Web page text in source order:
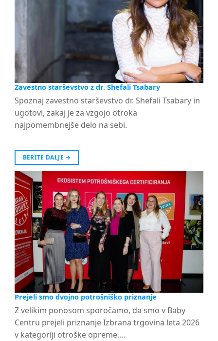
Zavestno starševstvo z dr. Shefali Tsabary
Spoznaj zavestno starševstvo dr. Shefali Tsabary in
ugotovi, zakaj je za vzgojo otroka
najpomembnejše delo na sebi.
BERITE DALJE →
Prejeli smo dvojno potrošniško priznanje
Z velikim ponosom sporočamo, da smo v Baby
Centru prejeli priznanje Izbrana trgovina leta 2026
v kategoriji otroške opreme.…